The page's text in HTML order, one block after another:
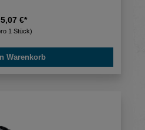
5,07 €*
1 Stück)
Warenkorb